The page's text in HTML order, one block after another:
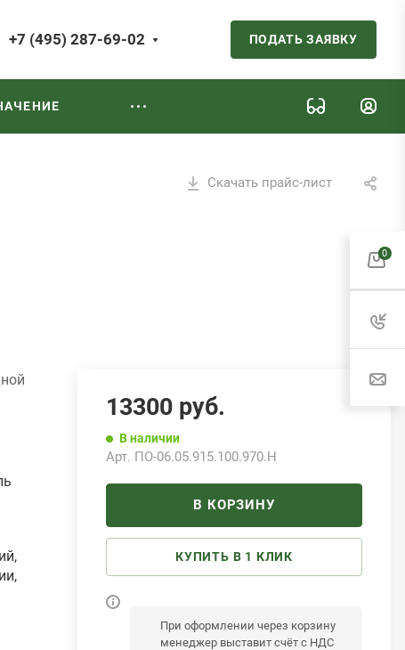
+7 (495) 287-69-02 ПОДАТЬ ЗАЯВКУ
Скачать прайс-лист
13300 руб.
В наличии
Арт. ПО-06.05.915.100.970.Н
В КОРЗИНУ
КУПИТЬ В 1 КЛИК
При оформлении через корзину
менеджер выставит счёт с НДС
0